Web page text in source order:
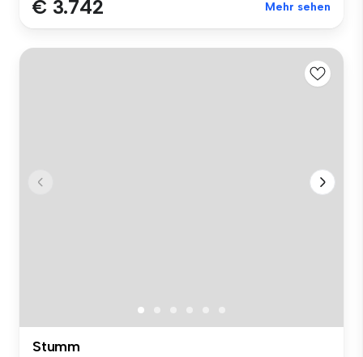
€ 3.742 Mehr sehen
Stumm